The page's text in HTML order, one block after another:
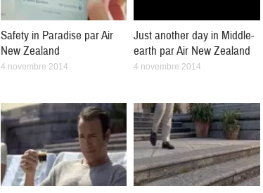
Safety in Paradise par Air
New Zealand
4 novembre 2014
Just another day in Middle-
earth par Air New Zealand
4 novembre 2014